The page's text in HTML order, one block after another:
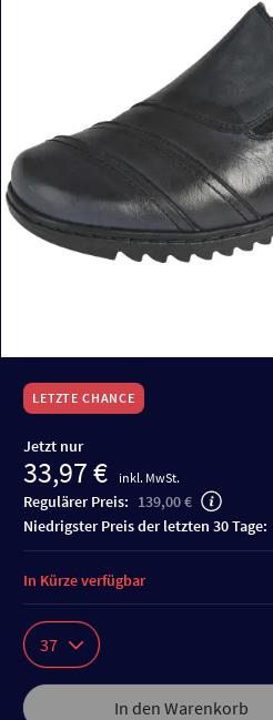
LETZTE CHANCE
Jetzt nur
33,97 € inkl. MwSt.
Regulärer Preis: 139,00 €
niedrigster Preis der letzten 30 Tage:
37
In den Warenkorb
In Kürze verfügbar